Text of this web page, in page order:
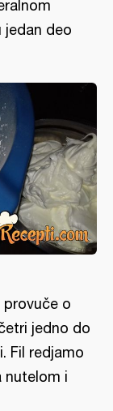
jedan deo
provuče o
jedno do
Fil redjamo
nutelom i